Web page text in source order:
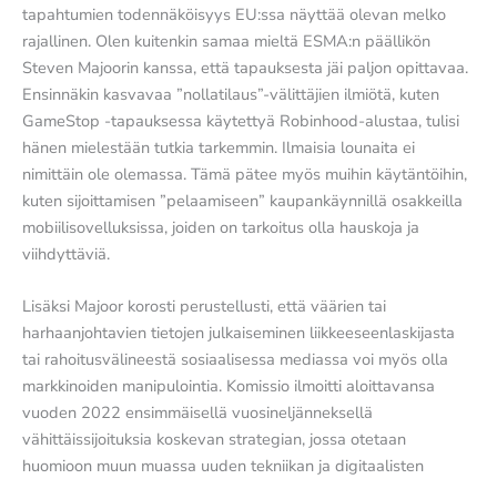
tapahtumien todennäköisyys EU:ssa näyttää olevan melko
rajallinen. Olen kuitenkin samaa mieltä ESMA:n päällikön
Steven Majoorin kanssa, että tapauksesta jäi paljon opittavaa.
Ensinnäkin kasvavaa ”nollatilaus”-välittäjien ilmiötä, kuten
GameStop -tapauksessa käytettyä Robinhood-alustaa, tulisi
hänen mielestään tutkia tarkemmin. Ilmaisia lounaita ei
nimittäin ole olemassa. Tämä pätee myös muihin käytäntöihin,
kuten sijoittamisen ”pelaamiseen” kaupankäynnillä osakkeilla
mobiilisovelluksissa, joiden on tarkoitus olla hauskoja ja
viihdyttäviä.
Lisäksi Majoor korosti perustellusti, että väärien tai
harhaanjohtavien tietojen julkaiseminen liikkeeseenlaskijasta
tai rahoitusvälineestä sosiaalisessa mediassa voi myös olla
markkinoiden manipulointia. Komissio ilmoitti aloittavansa
vuoden 2022 ensimmäisellä vuosineljänneksellä
vähittäissijoituksia koskevan strategian, jossa otetaan
huomioon muun muassa uuden tekniikan ja digitaalisten